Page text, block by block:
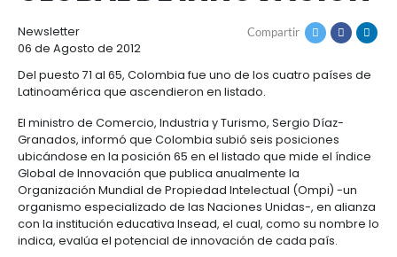
Agroindustria
y
alimentos
Agroindustria
y
alimentos
Alimentos
procesados
Energía
Energía
Energía
Salud
y
ciencias
invertir
1.
Régimen
general
de
la
inversión
extranjera
Recursos
Acompañamiento
Buscador
de
oportunidades
Contacto
POSICIONES EN
GLOBAL DE
Newsletter Compartir
06 de Agosto de 2012
Del puesto 71 al 65, Colombia fue uno de los cuatro
Latinoamérica que ascendieron en listado.